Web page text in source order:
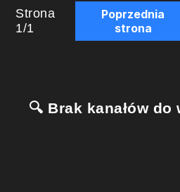
Strona
1/1
Poprzednia
strona
🔍 Brak kanałów